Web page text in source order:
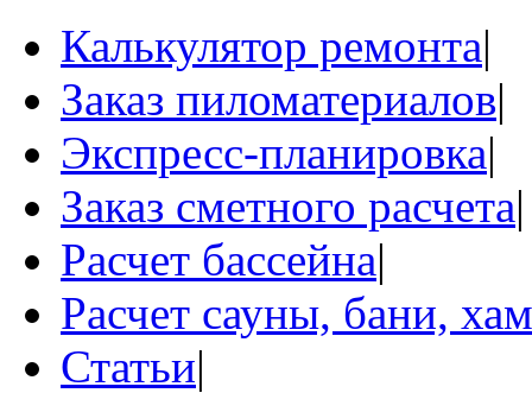
Калькулятор ремонта|
Заказ пиломатериалов|
Экспресс-планировка|
Заказ сметного расчета|
Расчет бассейна|
Расчет сауны, бани,
Статьи|